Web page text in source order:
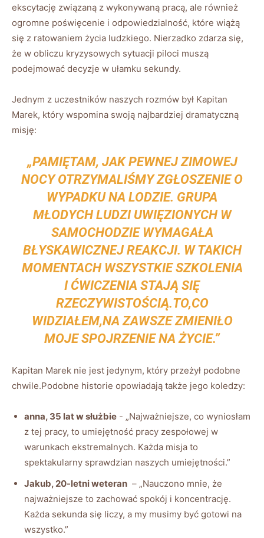
ekscytację ⁢związaną z wykonywaną pracą, ale również
ogromne poświęcenie i odpowiedzialność, które ⁣wiążą
się z ratowaniem życia‍ ludzkiego.‍ Nierzadko zdarza się,
że w obliczu kryzysowych​ sytuacji piloci muszą‌
podejmować decyzje w ​ułamku sekundy.
Jednym‌ z uczestników‍ naszych rozmów był Kapitan
Marek, ⁢który wspomina ⁣swoją najbardziej ⁢dramatyczną
misję:
„PAMIĘTAM, JAK ‌PEWNEJ​ ZIMOWEJ
NOCY ⁣OTRZYMALIŚMY ZGŁOSZENIE O
‍WYPADKU NA LODZIE. GRUPA
MŁODYCH LUDZI UWIĘZIONYCH W
‌SAMOCHODZIE WYMAGAŁA
BŁYSKAWICZNEJ REAKCJI. W TAKICH
⁢MOMENTACH WSZYSTKIE SZKOLENIA‍
I‍ ĆWICZENIA STAJĄ SIĘ
RZECZYWISTOŚCIĄ.TO,CO
⁣WIDZIAŁEM,NA ZAWSZE​ ZMIENIŁO
MOJE SPOJRZENIE NA ‌ŻYCIE.”
Kapitan Marek nie jest jedynym, ‍który‍ przeżył podobne
chwile.Podobne historie opowiadają także jego koledzy:
anna, 35 lat w służbie -‍ „Najważniejsze, co ‍wyniosłam
z ‌tej pracy, to umiejętność pracy zespołowej w
warunkach ekstremalnych. Każda​ misja​ to
spektakularny sprawdzian naszych umiejętności.”
Jakub, 20-letni weteran ⁣ – „Nauczono mnie, ⁤że
najważniejsze to zachować ​spokój i⁤ koncentrację.
⁣Każda sekunda się liczy, a my musimy być gotowi na
wszystko.”